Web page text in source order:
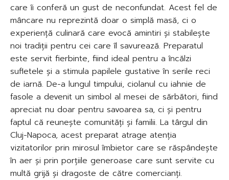
care îi conferă un gust de neconfundat. Acest fel de
mâncare nu reprezintă doar o simplă masă, ci o
experiență culinară care evocă amintiri și stabilește
noi tradiții pentru cei care îl savurează. Preparatul
este servit fierbinte, fiind ideal pentru a încălzi
sufletele și a stimula papilele gustative în serile reci
de iarnă. De-a lungul timpului, ciolanul cu iahnie de
fasole a devenit un simbol al mesei de sărbători, fiind
apreciat nu doar pentru savoarea sa, ci și pentru
faptul că reunește comunități și familii. La târgul din
Cluj-Napoca, acest preparat atrage atenția
vizitatorilor prin mirosul îmbietor care se răspândește
în aer și prin porțiile generoase care sunt servite cu
multă grijă și dragoste de către comercianți.